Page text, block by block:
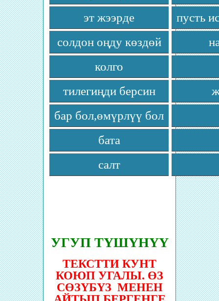
эт жээрде
пусть
солдон оңду көздөй
колго
тилегиңди берсин
бар бол,өмүрлүү бол
бата
салт
УГУП ТҮШҮНҮҮ
ТЕКСТТИ КУНТ
КОЮП УГАЛЫ. ӨЗ
СӨЗҮБҮЗ МЕНЕН